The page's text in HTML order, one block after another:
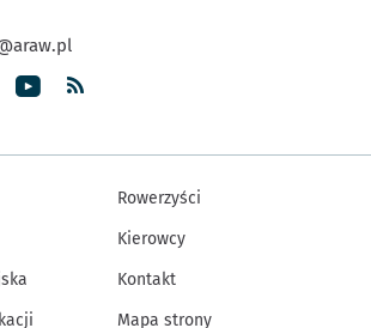
Rowerzyści
Kierowcy
Kontakt
Mapa strony